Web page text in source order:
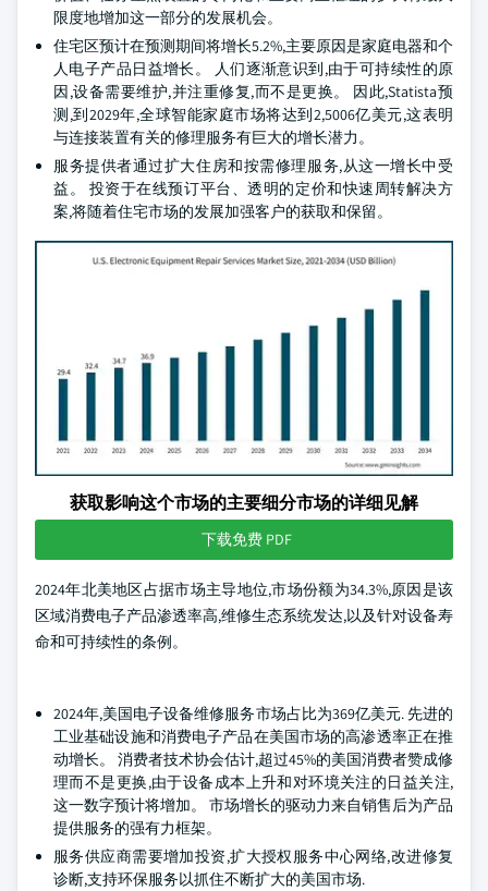
限度地增加这一部分的发展机会。
住宅区预计在预测期间将增长5.2%,主要原因是家庭电器和个
人电子产品日益增长。 人们逐渐意识到,由于可持续性的原
因,设备需要维护,并注重修复,而不是更换。 因此,Statista预
测,到2029年,全球智能家庭市场将达到2,5006亿美元,这表明
与连接装置有关的修理服务有巨大的增长潜力。
服务提供者通过扩大住房和按需修理服务,从这一增长中受
益。 投资于在线预订平台、透明的定价和快速周转解决方
案,将随着住宅市场的发展加强客户的获取和保留。
获取影响这个市场的主要细分市场的详细见解
下载免费 PDF
2024年北美地区占据市场主导地位,市场份额为34.3%,原因是该
区域消费电子产品渗透率高,维修生态系统发达,以及针对设备寿
命和可持续性的条例。
2024年,美国电子设备维修服务市场占比为369亿美元. 先进的
工业基础设施和消费电子产品在美国市场的高渗透率正在推
动增长。 消费者技术协会估计,超过45%的美国消费者赞成修
理而不是更换,由于设备成本上升和对环境关注的日益关注,
这一数字预计将增加。 市场增长的驱动力来自销售后为产品
提供服务的强有力框架。
服务供应商需要增加投资,扩大授权服务中心网络,改进修复
诊断,支持环保服务以抓住不断扩大的美国市场.